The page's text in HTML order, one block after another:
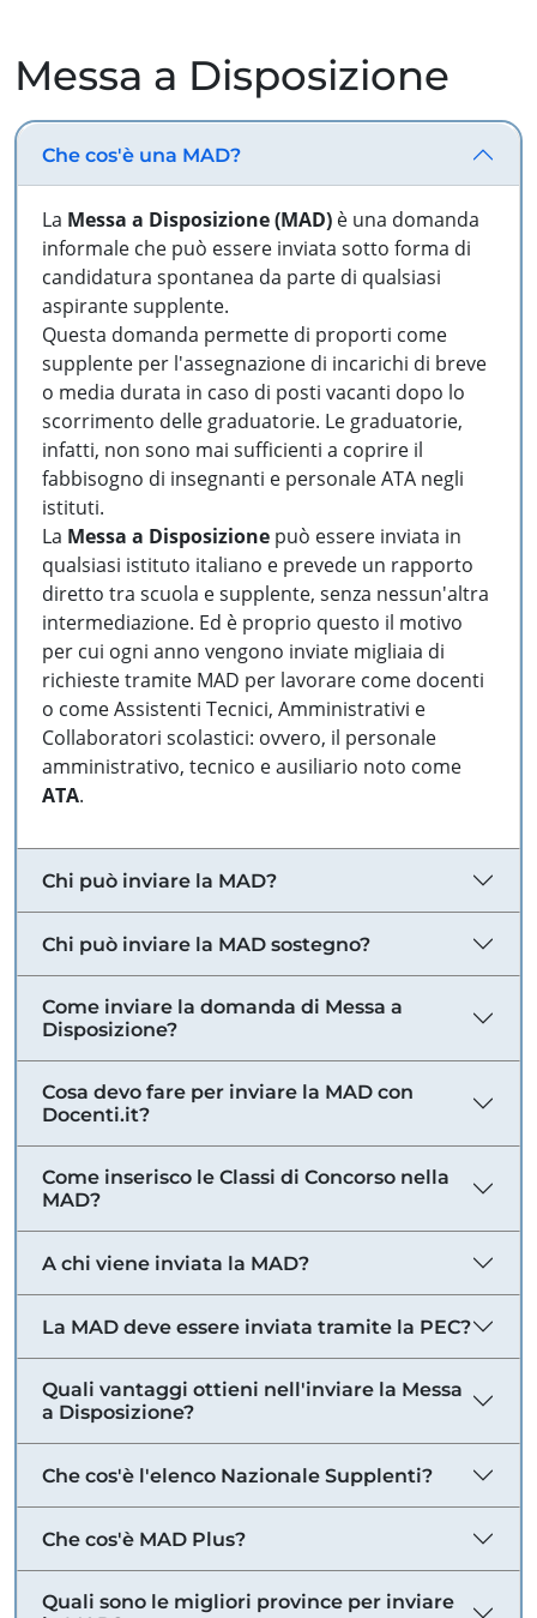
Messa a Disposizione
Che cos'è una MAD?
La Messa a Disposizione (MAD) è una domanda
informale che può essere inviata sotto forma di
candidatura spontanea da parte di qualsiasi
aspirante supplente.
Questa domanda permette di proporti come
supplente per l'assegnazione di incarichi di breve
o media durata in caso di posti vacanti dopo lo
scorrimento delle graduatorie. Le graduatorie,
infatti, non sono mai sufficienti a coprire il
fabbisogno di insegnanti e personale ATA negli
istituti.
La Messa a Disposizione può essere inviata in
qualsiasi istituto italiano e prevede un rapporto
diretto tra scuola e supplente, senza nessun'altra
intermediazione. Ed è proprio questo il motivo
per cui ogni anno vengono inviate migliaia di
richieste tramite MAD per lavorare come docenti
o come Assistenti Tecnici, Amministrativi e
Collaboratori scolastici: ovvero, il personale
amministrativo, tecnico e ausiliario noto come
ATA.
Chi può inviare la MAD?
Chi può inviare la MAD sostegno?
Come inviare la domanda di Messa a
Disposizione?
Cosa devo fare per inviare la MAD con
Docenti.it?
Come inserisco le Classi di Concorso nella
MAD?
A chi viene inviata la MAD?
La MAD deve essere inviata tramite la PEC?
Quali vantaggi ottieni nell'inviare la Messa
a Disposizione?
Che cos'è l'elenco Nazionale Supplenti?
Che cos'è MAD Plus?
Quali sono le migliori province per inviare